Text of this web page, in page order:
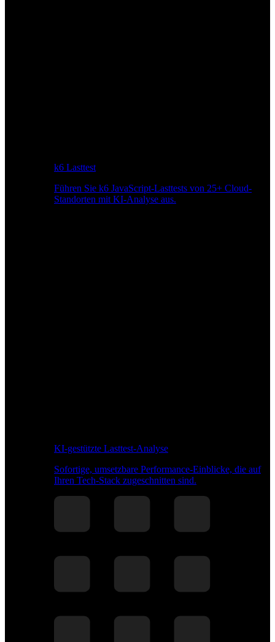
k6 Lasttest
Führen Sie k6 JavaScript-Lasttests von 25+ Cloud-
Standorten mit KI-Analyse aus.
KI-gestützte Lasttest-Analyse
Sofortige, umsetzbare Performance-Einblicke, die auf
Ihren Tech-Stack zugeschnitten sind.